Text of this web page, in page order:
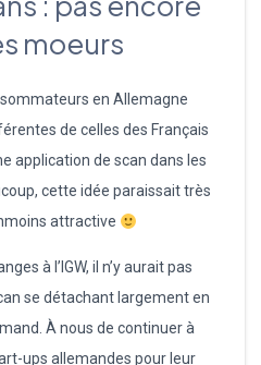
moeurs
en Allemagne
de celles des Français
application de scan dans les
cette idée paraissait très
attractive
à l’IGW, il n’y aurait pas
se détachant largement en
À nous de continuer à
ups allemandes pour leur